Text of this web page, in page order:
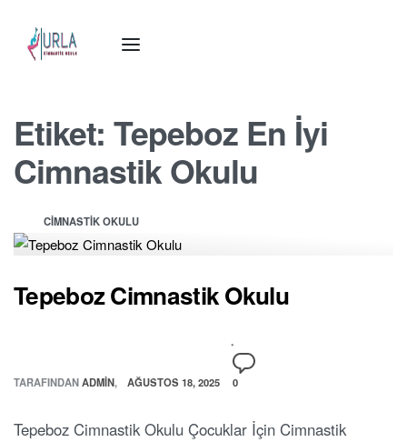
Etiket: Tepeboz En İyi
Cimnastik Okulu
CIMNASTIK OKULU
Tepeboz Cimnastik Okulu
TARAFINDANADMIN AĞUSTOS 18, 2025 0
Tepeboz Cimnastik Okulu Çocuklar İçin Cimnastik